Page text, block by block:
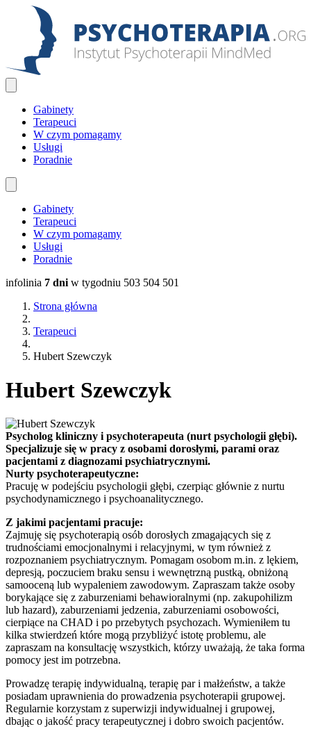
Gabinety
Terapeuci
W czym pomagamy
Usługi
Poradnie
Gabinety
Terapeuci
W czym pomagamy
Usługi
Poradnie
infolinia 7 dni w tygodniu 503 504 501
Strona główna
Terapeuci
Hubert Szewczyk
Hubert Szewczyk
Psycholog kliniczny i psychoterapeuta (nurt psychologii głębi).
Specjalizuje się w pracy z osobami dorosłymi, parami oraz
pacjentami z diagnozami psychiatrycznymi.
Nurty psychoterapeutyczne:
Pracuję w podejściu psychologii głębi, czerpiąc głównie z nurtu
psychodynamicznego i psychoanalitycznego.
Z jakimi pacjentami pracuje:
Zajmuję się psychoterapią osób dorosłych zmagających się z
trudnościami emocjonalnymi i relacyjnymi, w tym również z
rozpoznaniem psychiatrycznym. Pomagam osobom m.in. z lękiem,
depresją, poczuciem braku sensu i wewnętrzną pustką, obniżoną
samooceną lub wypaleniem zawodowym. Zapraszam także osoby
borykające się z zaburzeniami behawioralnymi (np. zakupohilizm
lub hazard), zaburzeniami jedzenia, zaburzeniami osobowości,
cierpiące na CHAD i po przebytych psychozach. Wymieniłem tu
kilka stwierdzeń które mogą przybliżyć istotę problemu, ale
zapraszam na konsultację wszystkich, którzy uważają, że taka forma
pomocy jest im potrzebna.
Prowadzę terapię indywidualną, terapię par i małżeństw, a także
posiadam uprawnienia do prowadzenia psychoterapii grupowej.
Regularnie korzystam z superwizji indywidualnej i grupowej,
dbając o jakość pracy terapeutycznej i dobro swoich pacjentów.